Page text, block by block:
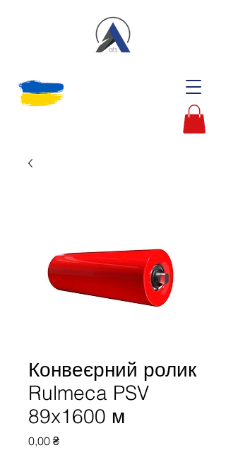
Конвеєрний ролик
Rulmeca PSV
89x1600 м
0,00 ₴Ціна